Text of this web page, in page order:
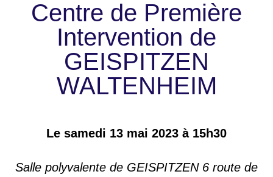
Centre de Première
Intervention de
GEISPITZEN
WALTENHEIM
Le samedi 13 mai 2023 à 15h30
Salle polyvalente de GEISPITZEN 6 route de